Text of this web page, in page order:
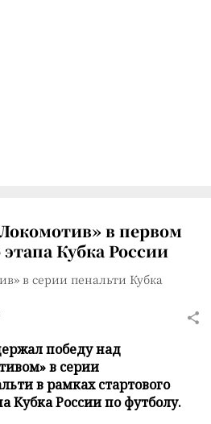
в первом
Кубка России
в серии пенальти Кубка
победу над
в серии
в рамках стартового
Кубка России по футболу.